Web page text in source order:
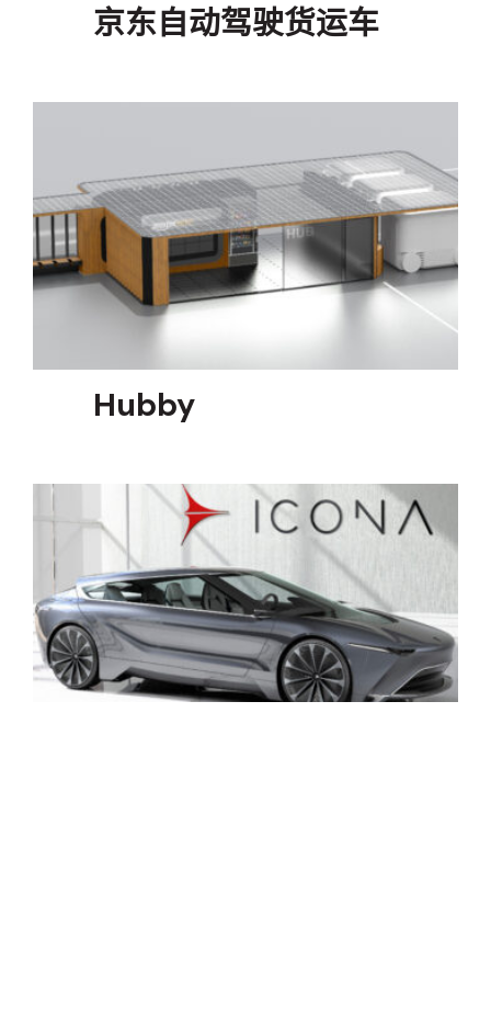
京东自动驾驶货运车
Hubby